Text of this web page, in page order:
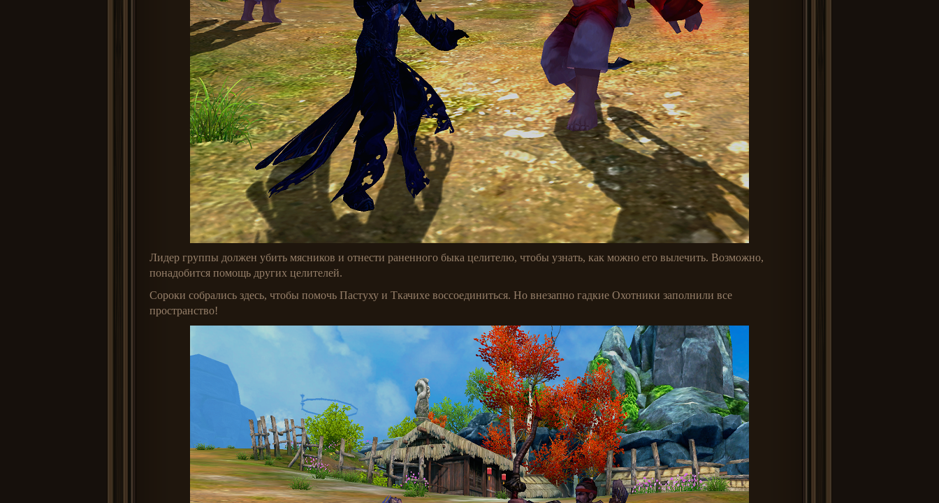
Лидер группы должен убить мясников и отнести раненного быка целителю, чтобы узнать, как можно его вылечить. Возможно,
понадобится помощь других целителей.
Сороки собрались здесь, чтобы помочь Пастуху и Ткачихе воссоединиться. Но внезапно гадкие Охотники заполнили все
пространство!